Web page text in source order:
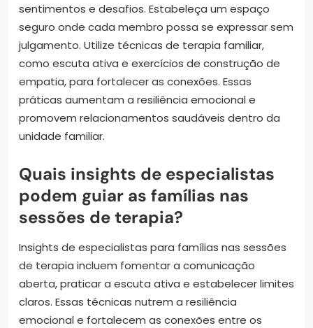
sentimentos e desafios. Estabeleça um espaço
seguro onde cada membro possa se expressar sem
julgamento. Utilize técnicas de terapia familiar,
como escuta ativa e exercícios de construção de
empatia, para fortalecer as conexões. Essas
práticas aumentam a resiliência emocional e
promovem relacionamentos saudáveis dentro da
unidade familiar.
Quais insights de especialistas
podem guiar as famílias nas
sessões de terapia?
Insights de especialistas para famílias nas sessões
de terapia incluem fomentar a comunicação
aberta, praticar a escuta ativa e estabelecer limites
claros. Essas técnicas nutrem a resiliência
emocional e fortalecem as conexões entre os